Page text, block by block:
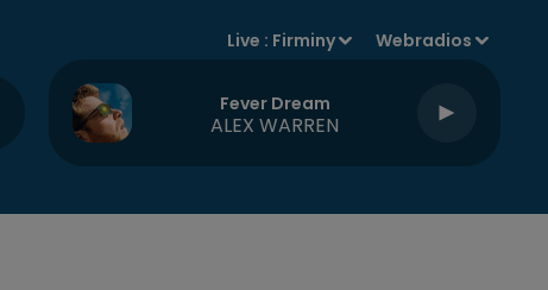
Live : Firminy Webradios
Fever Dream
ALEX WARREN